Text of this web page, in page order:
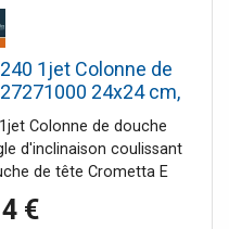
1jet Colonne de
24x24 cm,
Colonne de douche
d'inclinaison coulissant
de tête Crometta E
de tête orientable jet
bars de pression): 15
€